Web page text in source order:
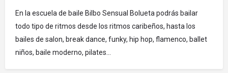
En la escuela de baile Bilbo Sensual Bolueta podrás bailar
todo tipo de ritmos desde los ritmos caribeños, hasta los
bailes de salon, break dance, funky, hip hop, flamenco, ballet
niños, baile moderno, pilates...